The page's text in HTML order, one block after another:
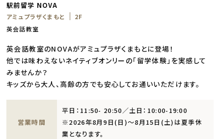
駅前留学 NOVA
アミュプラザくまもと
2F
英会話教室
英会話教室のNOVAがアミュプラザくまもとに登場！
他では味わえないネイティブオンリーの「留学体験」を実感して
みませんか？
キッズから大人、高齢の方でも安心してお通いいただけます。
営業時間
平日：11:50- 20:50／土日：10:00-19:00
※2026年8月9日(日)～8月15日(土)は夏季休
業となります。